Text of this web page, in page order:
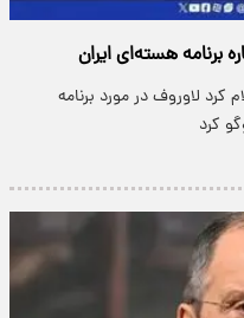
برنامه هسته‌ای ایران
کرد لاوروف در مورد برنامه
کرد